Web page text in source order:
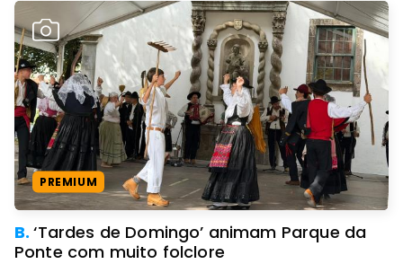
PREMIUM
B.‘Tardes de Domingo’ animam Parque da
Ponte com muito folclore